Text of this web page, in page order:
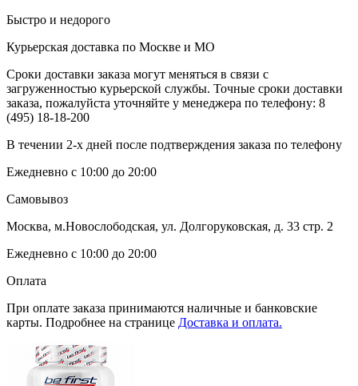
Быстро и недорого
Курьерская доставка по Москве и МО
Сроки доставки заказа могут меняться в связи с
загруженностью курьерской службы. Точные сроки доставки
заказа, пожалуйста уточняйте у менеджера по телефону: 8
(495) 18-18-200
В течении 2-х дней после подтверждения заказа по телефону
Ежедневно с 10:00 до 20:00
Самовывоз
Москва, м.Новослободская, ул. Долгоруковская, д. 33 стр. 2
Ежедневно с 10:00 до 20:00
Оплата
При оплате заказа принимаются наличные и банковские
карты. Подробнее на странице Доставка и оплата.